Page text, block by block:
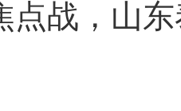
点战，山